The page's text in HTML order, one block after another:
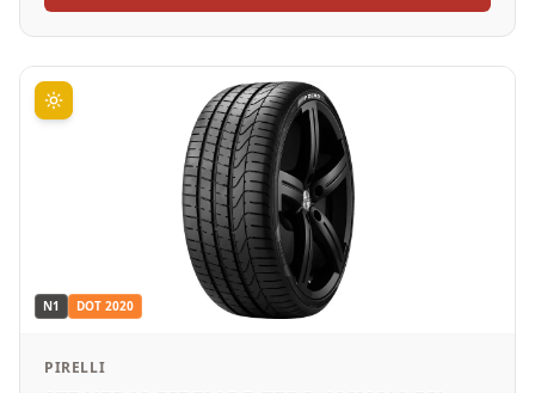
N1 DOT 2020
PIRELLI